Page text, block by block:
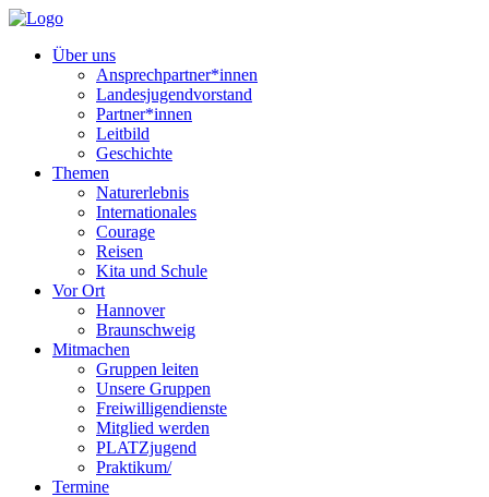
Über uns
Ansprechpartner*innen
Landesjugendvorstand
Partner*innen
Leitbild
Geschichte
Themen
Naturerlebnis
Internationales
Courage
Reisen
Kita und Schule
Vor Ort
Hannover
Braunschweig
Mitmachen
Gruppen leiten
Unsere Gruppen
Freiwilligendienste
Mitglied werden
PLATZjugend
Praktikum/
Termine